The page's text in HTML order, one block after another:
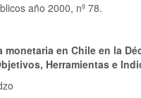
año 2000, nº 78.
monetaria en Chile en la
Herramientas e